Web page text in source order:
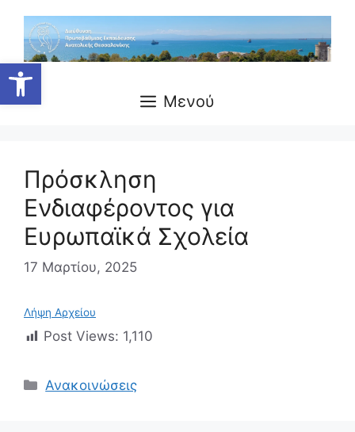
Ανοίξτε τη γραμμή εργαλείων
περιεχόμενο
Μενού
Πρόσκληση
Ενδιαφέροντος για
Ευρωπαϊκά Σχολεία
17 Μαρτίου, 2025
Λήψη Αρχείου
Post Views: 1,110
Κατηγορίες
Ανακοινώσεις